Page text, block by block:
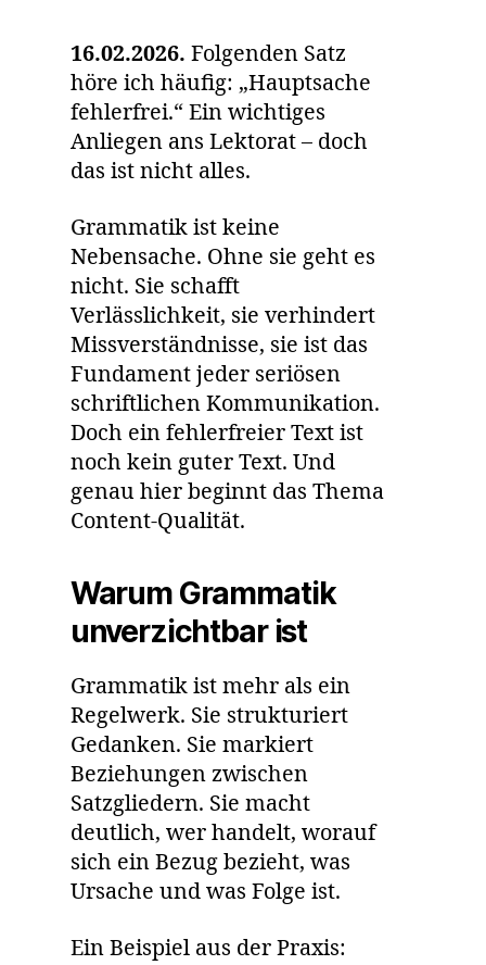
16.02.2026. Folgenden Satz
höre ich häufig: „Hauptsache
fehlerfrei.“ Ein wichtiges
Anliegen ans Lektorat – doch
das ist nicht alles.
Grammatik ist keine
Nebensache. Ohne sie geht es
nicht. Sie schafft
Verlässlichkeit, sie verhindert
Missverständnisse, sie ist das
Fundament jeder seriösen
schriftlichen Kommunikation.
Doch ein fehlerfreier Text ist
noch kein guter Text. Und
genau hier beginnt das Thema
Content-Qualität.
Warum Grammatik
unverzichtbar ist
Grammatik ist mehr als ein
Regelwerk. Sie strukturiert
Gedanken. Sie markiert
Beziehungen zwischen
Satzgliedern. Sie macht
deutlich, wer handelt, worauf
sich ein Bezug bezieht, was
Ursache und was Folge ist.
Ein Beispiel aus der Praxis: